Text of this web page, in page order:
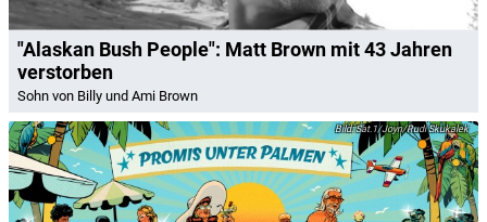
"Alaskan Bush People": Matt Brown mit 43 Jahren
verstorben
Sohn von Billy und Ami Brown
Sat.1/Joyn/Rudi Skukalek